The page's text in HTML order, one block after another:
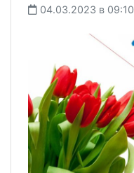
04.03.2023 в 09:10